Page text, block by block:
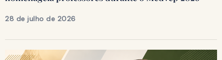
28 de julho de 2026